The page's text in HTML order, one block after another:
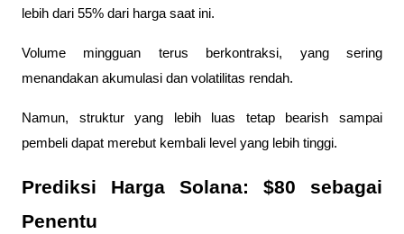
lebih dari 55% dari harga saat ini.
Volume mingguan terus berkontraksi, yang sering
menandakan akumulasi dan volatilitas rendah.
Namun, struktur yang lebih luas tetap bearish sampai
pembeli dapat merebut kembali level yang lebih tinggi.
Prediksi Harga Solana: $80 sebagai
Penentu